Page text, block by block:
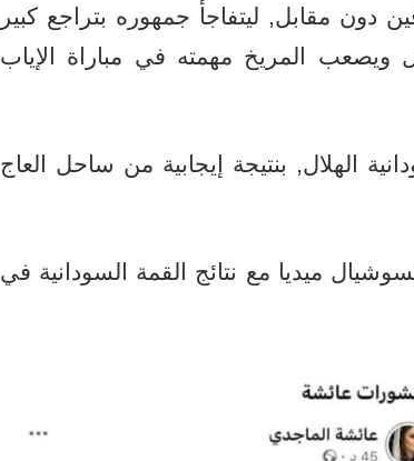
دون مقابل, ليتفاجأ جمهوره بتراجع كبير
ويصعب المريخ مهمته في مباراة الإياب
الهلال, بنتيجة إيجابية من ساحل العاج
ميديا مع نتائج القمة السودانية في